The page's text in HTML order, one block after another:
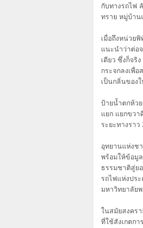
กับทางรถไฟ
ทราย หมู่บ้าน
เมื่อถึงหน่วย
แนะนำว่าต่อ
เดียว ซึ่งก็จริ
กระจกลงเพื่
เป็นกลิ่นของ
ป้ายน้ำตกห้ว
แยก แยกขวา
ระยะทางราว
อุทยานแห่งช
พร้อมให้ข้อมู
ธรรมชาติสู่ย
รถไฟแห่งประ
มหาวิทยาลัย
ในสมัยสงคร
ที่ใช้สังเกตก